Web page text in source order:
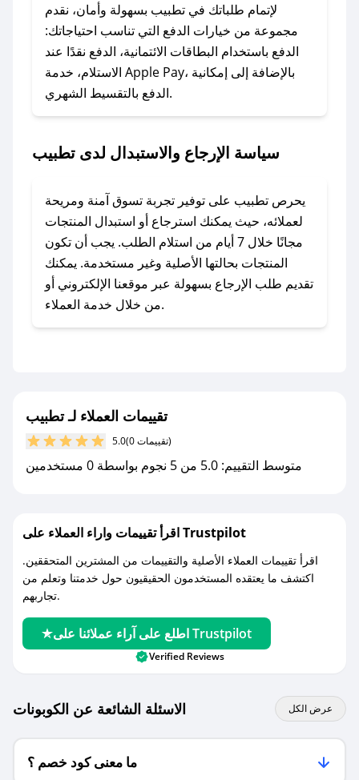
الرسائل الخاصة على تويتر أو البريد الإلكتروني،
وسنقوم بحل المشكلة في أسرع وقت ممكن.
### ماذا أفعل إذا لم أجد كود خصم لمتجري
المفضل؟
في حال عدم توفر كوبونات لمتجرك المفضل، يمكنك
أسرع وقت ممكن.
### كيف تحصل على كوبونات خصم حصرية من
تطبيب؟
للحصول على كوبونات وخصومات حصرية، قم بما
يلي:
- اضغط على أيقونة متابعة لمتجر تطبيب في تطبيق
صحصح.
مع صحصح، تسوق بذكاء ووفّر على كل مشترياتك مع
لإتمام طلباتك في تطبيب بسهولة وأمان، نقدم
مجموعة من خيارات الدفع التي تناسب احتياجاتك:
الدفع باستخدام البطاقات الائتمانية، الدفع نقدًا عند
الاستلام، خدمة Apple Pay، بالإضافة إلى إمكانية
الدفع بالتقسيط الشهري.
سياسة الإرجاع والاستبدال لدى تطبيب
يحرص تطبيب على توفير تجربة تسوق آمنة ومريحة
لعملائه، حيث يمكنك استرجاع أو استبدال المنتجات
مجانًا خلال 7 أيام من استلام الطلب. يجب أن تكون
المنتجات بحالتها الأصلية وغير مستخدمة. يمكنك
تقديم طلب الإرجاع بسهولة عبر موقعنا الإلكتروني أو
من خلال خدمة العملاء.
تقييمات العملاء لـ تطبيب
5.0 (0 تقييمات)
متوسط التقييم: 5.0 من 5 نجوم بواسطة 0 مستخدمين
اقرأ تقييمات واراء العملاء على Trustpilot
اقرأ تقييمات العملاء الأصلية والتقييمات من المشترين المتحققين.
اكتشف ما يعتقده المستخدمون الحقيقيون حول خدمتنا وتعلم من
تجاربهم.
اطلع على آراء عملائنا على Trustpilot
Verified Reviews
الاسئلة الشائعة عن الكوبونات عرض الكل
ما معنى كود خصم ؟